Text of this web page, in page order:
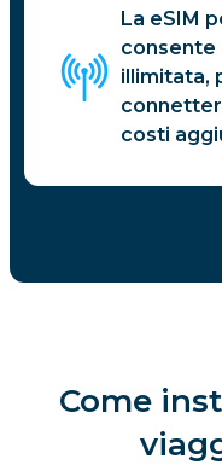
La eSIM
consente
illimitata,
costi
Come